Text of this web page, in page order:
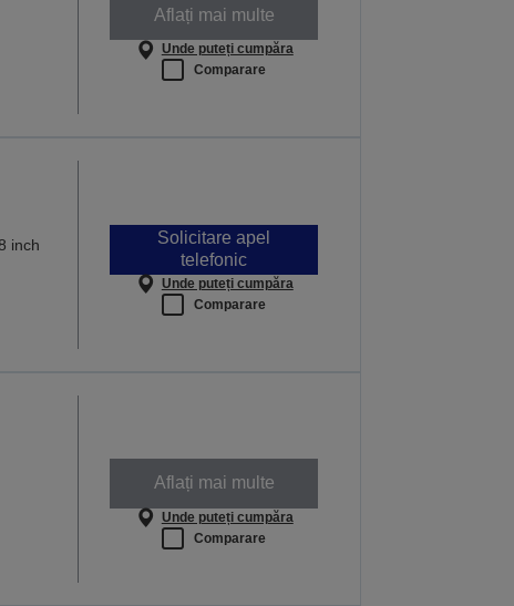
Aflați mai multe
Unde puteți cumpăra
Comparare
inch
Solicitare apel
telefonic
Unde puteți cumpăra
Comparare
Aflați mai multe
Unde puteți cumpăra
Comparare